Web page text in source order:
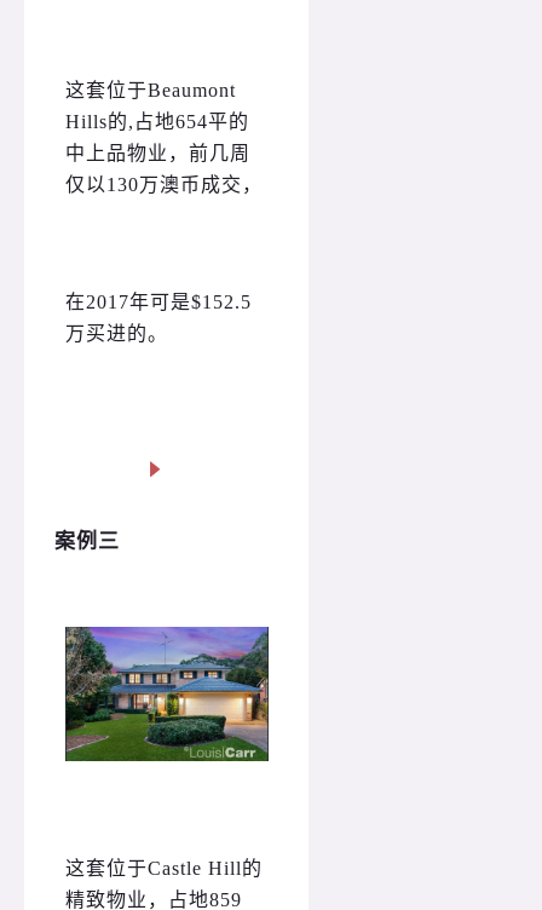
这套位于Beaumont
Hills的,占地654平的
中上品物业，前几周
仅以130万澳币成交，
在2017年可是$152.5
万买进的。
案例三
这套位于Castle Hill的
精致物业，占地859